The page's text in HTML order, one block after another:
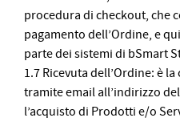
procedura di checkout, che
pagamento dell’Ordine, e
parte dei sistemi di bSmart
1.7 Ricevuta dell’Ordine: è
tramite email all’indirizzo
l’acquisto di Prodotti e/o